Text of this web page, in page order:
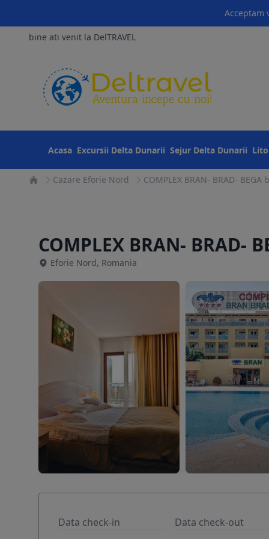
Acceptam
bine ati venit la DelTRAVEL
Acasa Excursii Delta Dunarii Sejur Delta Dunarii
Cazare Eforie Nord COMPLEX BRAN- BRAD-
COMPLEX BRAN- BRAD-
Eforie Nord, Romania